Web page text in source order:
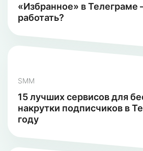
«Избранное» в Телеграме
работать?
SMM
15 лучших сервисов для
накрутки подписчиков в
году